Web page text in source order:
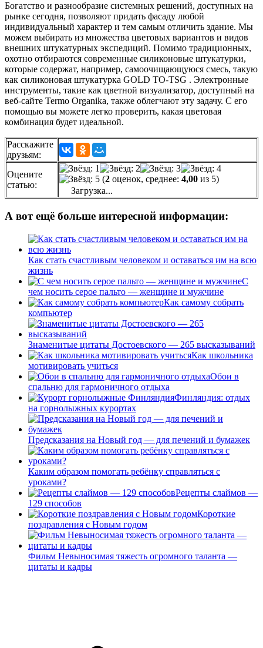
Богатство и разнообразие системных решений, доступных на
рынке сегодня, позволяют придать фасаду любой
индивидуальный характер и тем самым отличить здание. Мы
можем выбирать из множества цветовых вариантов и видов
внешних штукатурных экспедиций. Помимо традиционных,
охотно отбираются современные силиконовые штукатурки,
которые содержат, например, самоочищающуюся смесь, такую
как силиконовая штукатурка GOLD TO-TSG . Электронные
инструменты, такие как цветной визуализатор, доступный на
веб-сайте Termo Organika, также облегчают эту задачу. С его
помощью вы можете легко проверить, какая цветовая
комбинация будет идеальной.
Расскажите
друзьям:
Оцените
статью:
(2 оценок, среднее: 4,00 из 5)
Загрузка...
А вот ещё больше интересной информации:
Как стать счастливым человеком и оставаться им на всю
жизнь
С
чем носить серое пальто — женщине и мужчине
Как самому собрать
компьютер
Знаменитые цитаты Достоевского — 265 высказываний
Как школьника
мотивировать учиться
Обои в
спальню для гармоничного отдыха
Финляндия: отдых
на горнолыжных курортах
Предсказания на Новый год — для печений и бумажек
Каким образом помогать ребёнку справляться с
уроками?
Рецепты слаймов —
129 способов
Короткие
поздравления с Новым годом
Фильм Невыносимая тяжесть огромного таланта —
цитаты и кадры